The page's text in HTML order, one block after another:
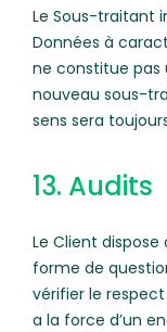
Le Sous-traitant
Données à
ne constitue pas
nouveau sous-
sens sera
13. Audits
Le Client
forme de
vérifier le
a la force d’un